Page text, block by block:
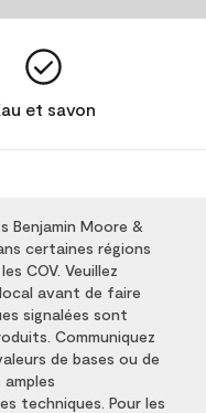
et savon
Benjamin Moore &
certaines régions
COV. Veuillez
avant de faire
signalées sont
Communiquez
de bases ou de
techniques. Pour les